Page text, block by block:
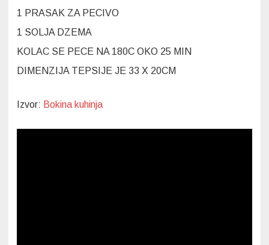
1 PRASAK ZA PECIVO
1 SOLJA DZEMA
KOLAC SE PECE NA 180C OKO 25 MIN
DIMENZIJA TEPSIJE JE 33 X 20CM
Izvor: Bokina kuhinja